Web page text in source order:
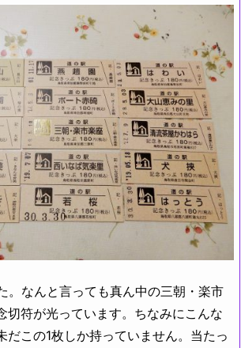
。なんと言っても真ん中の三朝・楽市
切符が光っています。ちなみにこんな
だこの1枚しか持っていません。当たっ